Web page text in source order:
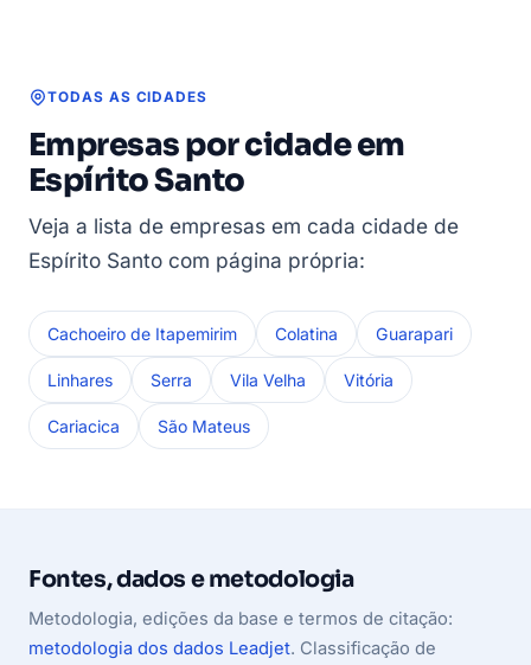
TODAS AS CIDADES
Empresas por cidade em
Espírito Santo
Veja a lista de empresas em cada cidade de
Espírito Santo com página própria:
Cachoeiro de Itapemirim Colatina Guarapari
Linhares Serra Vila Velha Vitória
Cariacica São Mateus
Fontes, dados e metodologia
Metodologia, edições da base e termos de citação:
metodologia dos dados Leadjet. Classificação de